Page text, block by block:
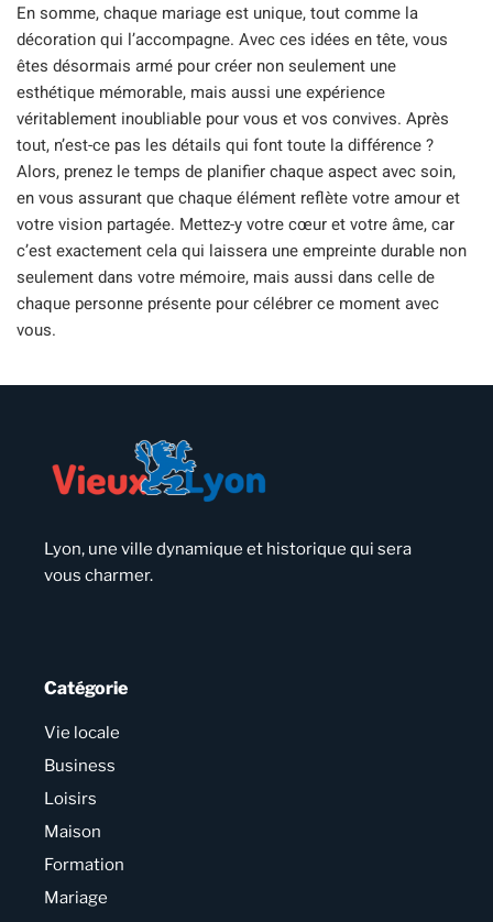
En somme, chaque mariage est unique, tout comme la
décoration qui l’accompagne. Avec ces idées en tête, vous
êtes désormais armé pour créer non seulement une
esthétique mémorable, mais aussi une expérience
véritablement inoubliable pour vous et vos convives. Après
tout, n’est-ce pas les détails qui font toute la différence ?
Alors, prenez le temps de planifier chaque aspect avec soin,
en vous assurant que chaque élément reflète votre amour et
votre vision partagée. Mettez-y votre cœur et votre âme, car
c’est exactement cela qui laissera une empreinte durable non
seulement dans votre mémoire, mais aussi dans celle de
chaque personne présente pour célébrer ce moment avec
vous.
Lyon, une ville dynamique et historique qui sera
vous charmer.
Catégorie
Vie locale
Business
Loisirs
Maison
Formation
Mariage